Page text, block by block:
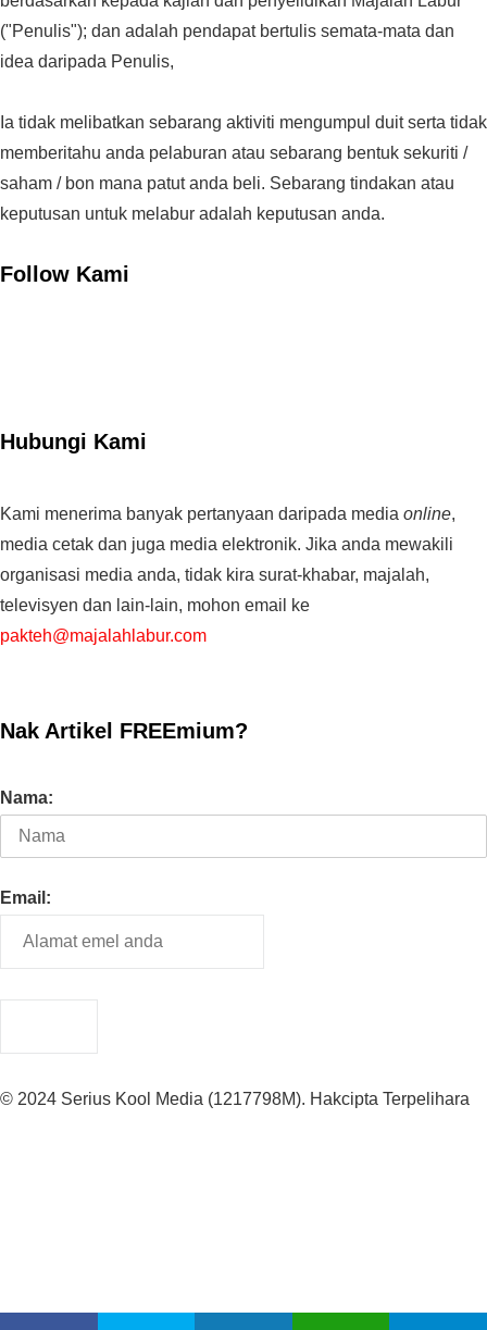
("Penulis"); dan adalah pendapat bertulis semata-mata dan
idea daripada Penulis,
Ia tidak melibatkan sebarang aktiviti mengumpul duit serta tidak
memberitahu anda pelaburan atau sebarang bentuk sekuriti /
saham / bon mana patut anda beli. Sebarang tindakan atau
keputusan untuk melabur adalah keputusan anda.
Follow Kami
Hubungi Kami
Kami menerima banyak pertanyaan daripada media online,
media cetak dan juga media elektronik. Jika anda mewakili
organisasi media anda, tidak kira surat-khabar, majalah,
televisyen dan lain-lain, mohon email ke
pakteh@majalahlabur.com
Nak Artikel FREEmium?
Nama:
Email:
© 2024 Serius Kool Media (1217798M). Hakcipta Terpelihara